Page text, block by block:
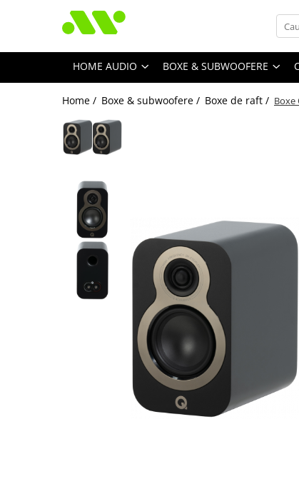
HOME AUDIO BOXE & SUBWOOFERE
Home / Boxe & subwoofere / Boxe de raft / Boxe